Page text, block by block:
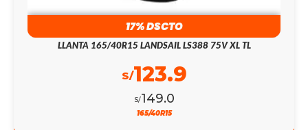
17% DSCTO
LLANTA 165/40R15 LANDSAIL LS388 75V XL TL
S/149.0
S/123.9
165/40R15